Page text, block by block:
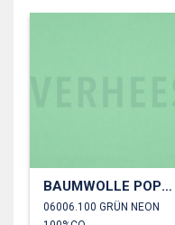
BAUMWOLLE POPELINE
06006.100 GRÜN NEON